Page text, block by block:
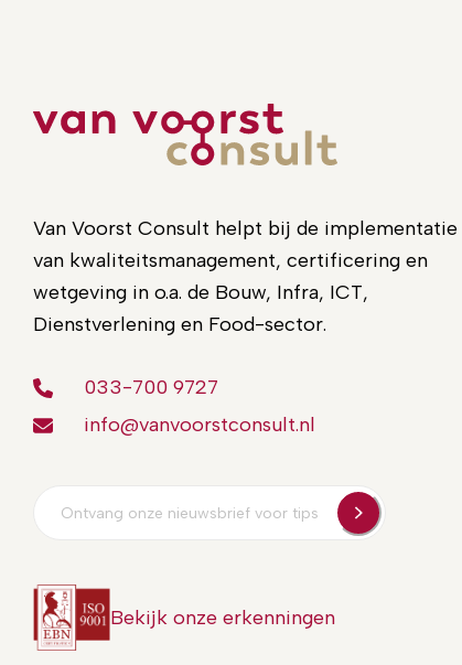
Van Voorst Consult helpt bij de implementatie
van kwaliteitsmanagement, certificering en
wetgeving in o.a. de Bouw, Infra, ICT,
Dienstverlening en Food-sector.
033-700 9727
info@vanvoorstconsult.nl
Bekijk onze erkenningen